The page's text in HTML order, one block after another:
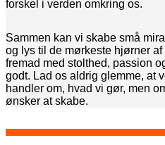
forskel i verden omkring os.
Sammen kan vi skabe små
og lys til de mørkeste hjørner
fremad med stolthed, passion
godt. Lad os aldrig glemme, at
handler om, hvad vi gør, men
ønsker at skabe.